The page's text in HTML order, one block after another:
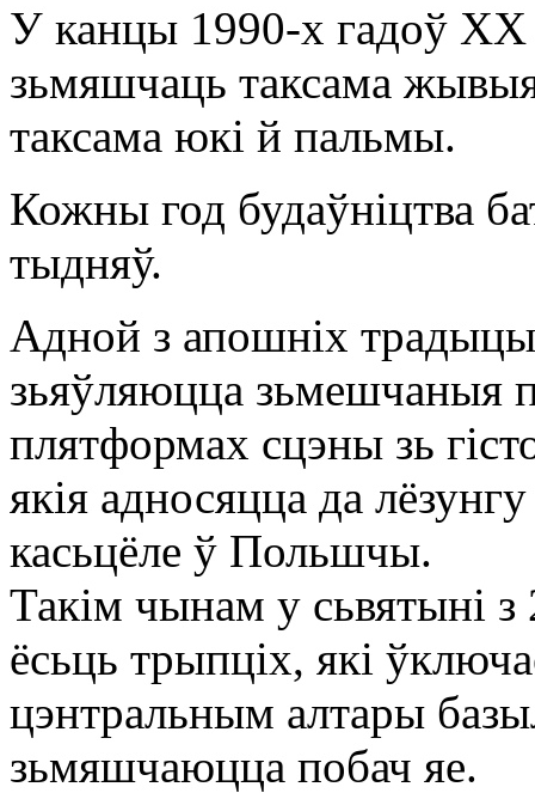
У канцы 1990-х гадоў XX
зьмяшчаць таксама
таксама юкі й пальмы.
Кожны год будаўніцтва
тыдняў.
Адной з апошніх
зьяўляюцца зьмешчаныя
плятформах сцэны зь
якія адносяцца да
касьцёле ў Польшчы.
Такім чынам у сьвятыні
ёсьць трыпціх, які
цэнтральным алтары
зьмяшчаюцца побач яе.